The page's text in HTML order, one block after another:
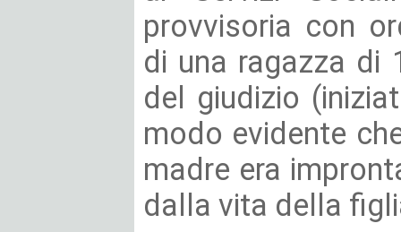
provvisoria con
di una ragazza di
del giudizio
modo evidente
madre era
dalla vita della